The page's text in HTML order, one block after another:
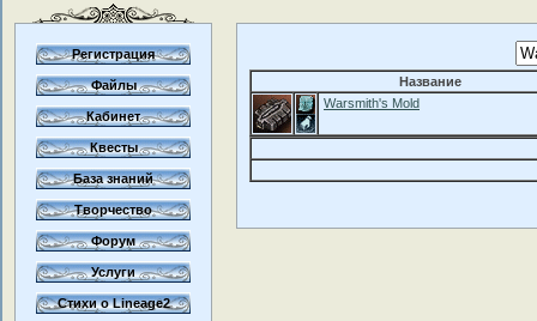
Регистрация
Файлы
Кабинет
Квесты
База знаний
Творчество
Форум
Услуги
Стихи о Lineage2
Название
Warsmith's Mold